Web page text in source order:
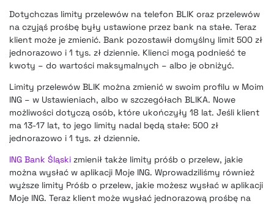
Dotychczas limity przelewów na telefon BLIK oraz przelewów
na czyjąś prośbę były ustawione przez bank na stałe. Teraz
klient może je zmienić. Bank pozostawił domyślny limit 500 zł
jednorazowo i 1 tys. zł dziennie. Klienci mogą podnieść te
kwoty – do wartości maksymalnych – albo je obniżyć.
Limity przelewów BLIK można zmienić w swoim profilu w Moim
ING – w Ustawieniach, albo w szczegółach BLIKA. Nowe
możliwości dotyczą osób, które ukończyły 18 lat. Jeśli klient
ma 13-17 lat, to jego limity nadal będą stałe: 500 zł
jednorazowo i 1 tys. zł dziennie.
ING Bank Śląski zmienił także limity próśb o przelew, jakie
można wysłać w aplikacji Moje ING. Wprowadziliśmy również
wyższe limity Próśb o przelew, jakie możesz wysłać w aplikacji
Moje ING. Teraz klient może wysłać jednorazową prośbę na